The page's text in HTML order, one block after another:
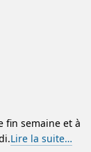
fin semaine et à
Lire la suite…